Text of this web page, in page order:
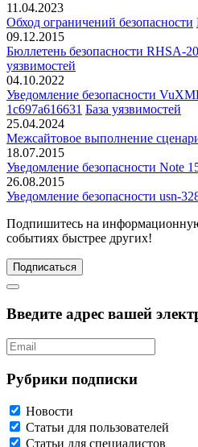
11.04.2023
Обход ограничений безопасности
09.12.2015
Бюллетень безопасности RHSA-
уязвимостей
04.10.2022
Уведомление безопасности
1c697a616631 База уязвимостей
25.04.2024
Межсайтовое выполнение
18.07.2015
Уведомление безопасности Note
26.08.2015
Уведомление безопасности usn-
Подпишитесь на
событиях быстрее других!
Подписаться
Введите адрес вашей
Рубрики подписки
Новости
Статьи для пользователей
Статьи для специалистов